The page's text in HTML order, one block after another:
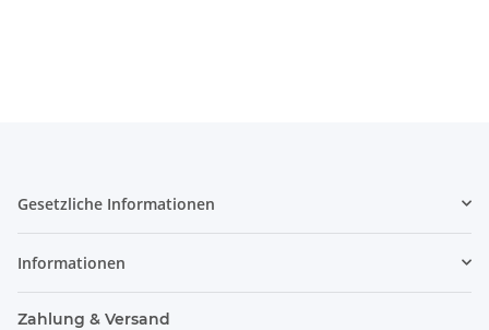
Gesetzliche Informationen
Informationen
Zahlung & Versand